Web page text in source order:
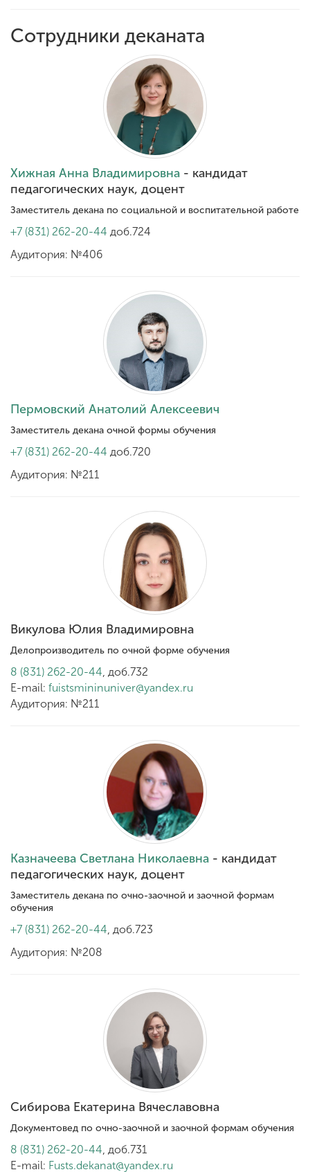
Приемная
+7 (831) 262-26-20
Сотрудники деканата
Хижная Анна Владимировна - кандидат
педагогических наук, доцент
Заместитель декана по социальной и воспитательной работе
+7 (831) 262-20-44 доб.724
Аудитория: №406
Пермовский Анатолий Алексеевич
Заместитель декана очной формы обучения
+7 (831) 262-20-44 доб.720
Аудитория: №211
Викулова Юлия Владимировна
Делопроизводитель по очной форме обучения
8 (831) 262-20-44, доб.732
E-mail: fuistsmininuniver@yandex.ru
Аудитория: №211
Казначеева Светлана Николаевна - кандидат
педагогических наук, доцент
Заместитель декана по очно-заочной и заочной формам
обучения
+7 (831) 262-20-44, доб.723
Аудитория: №208
Сибирова Екатерина Вячеславовна
Документовед по очно-заочной и заочной формам обучения
8 (831) 262-20-44, доб.731
E-mail: Fusts.dekanat@yandex.ru